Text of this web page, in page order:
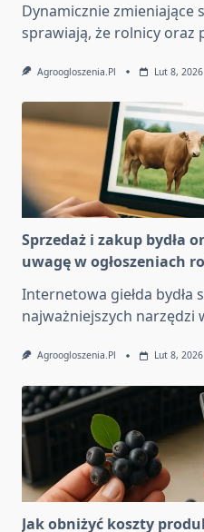
Dynamicznie zmieniające
sprawiają, że rolnicy oraz
Agroogloszenia.pl Lut 8, 2026
Sprzedaż i zakup bydła
uwagę w ogłoszeniach
Internetowa giełda bydła
najważniejszych narzędzi
Agroogloszenia.pl Lut 8, 2026
Jak obniżyć koszty